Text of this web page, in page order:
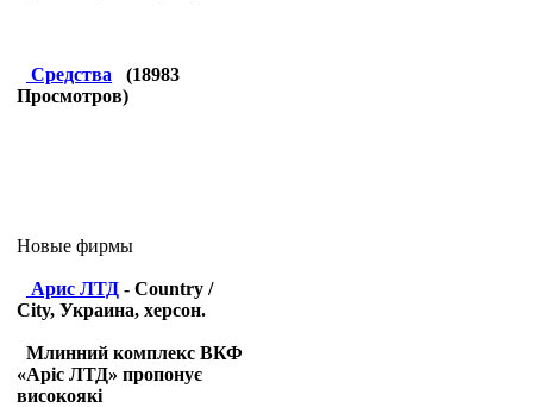
Средства (18983
Просмотров)
Новые фирмы
Арис ЛТД - Country /
City, Украина, херсон.
Млинний комплекс ВКФ
«Аріс ЛТД» пропонує
високоякі